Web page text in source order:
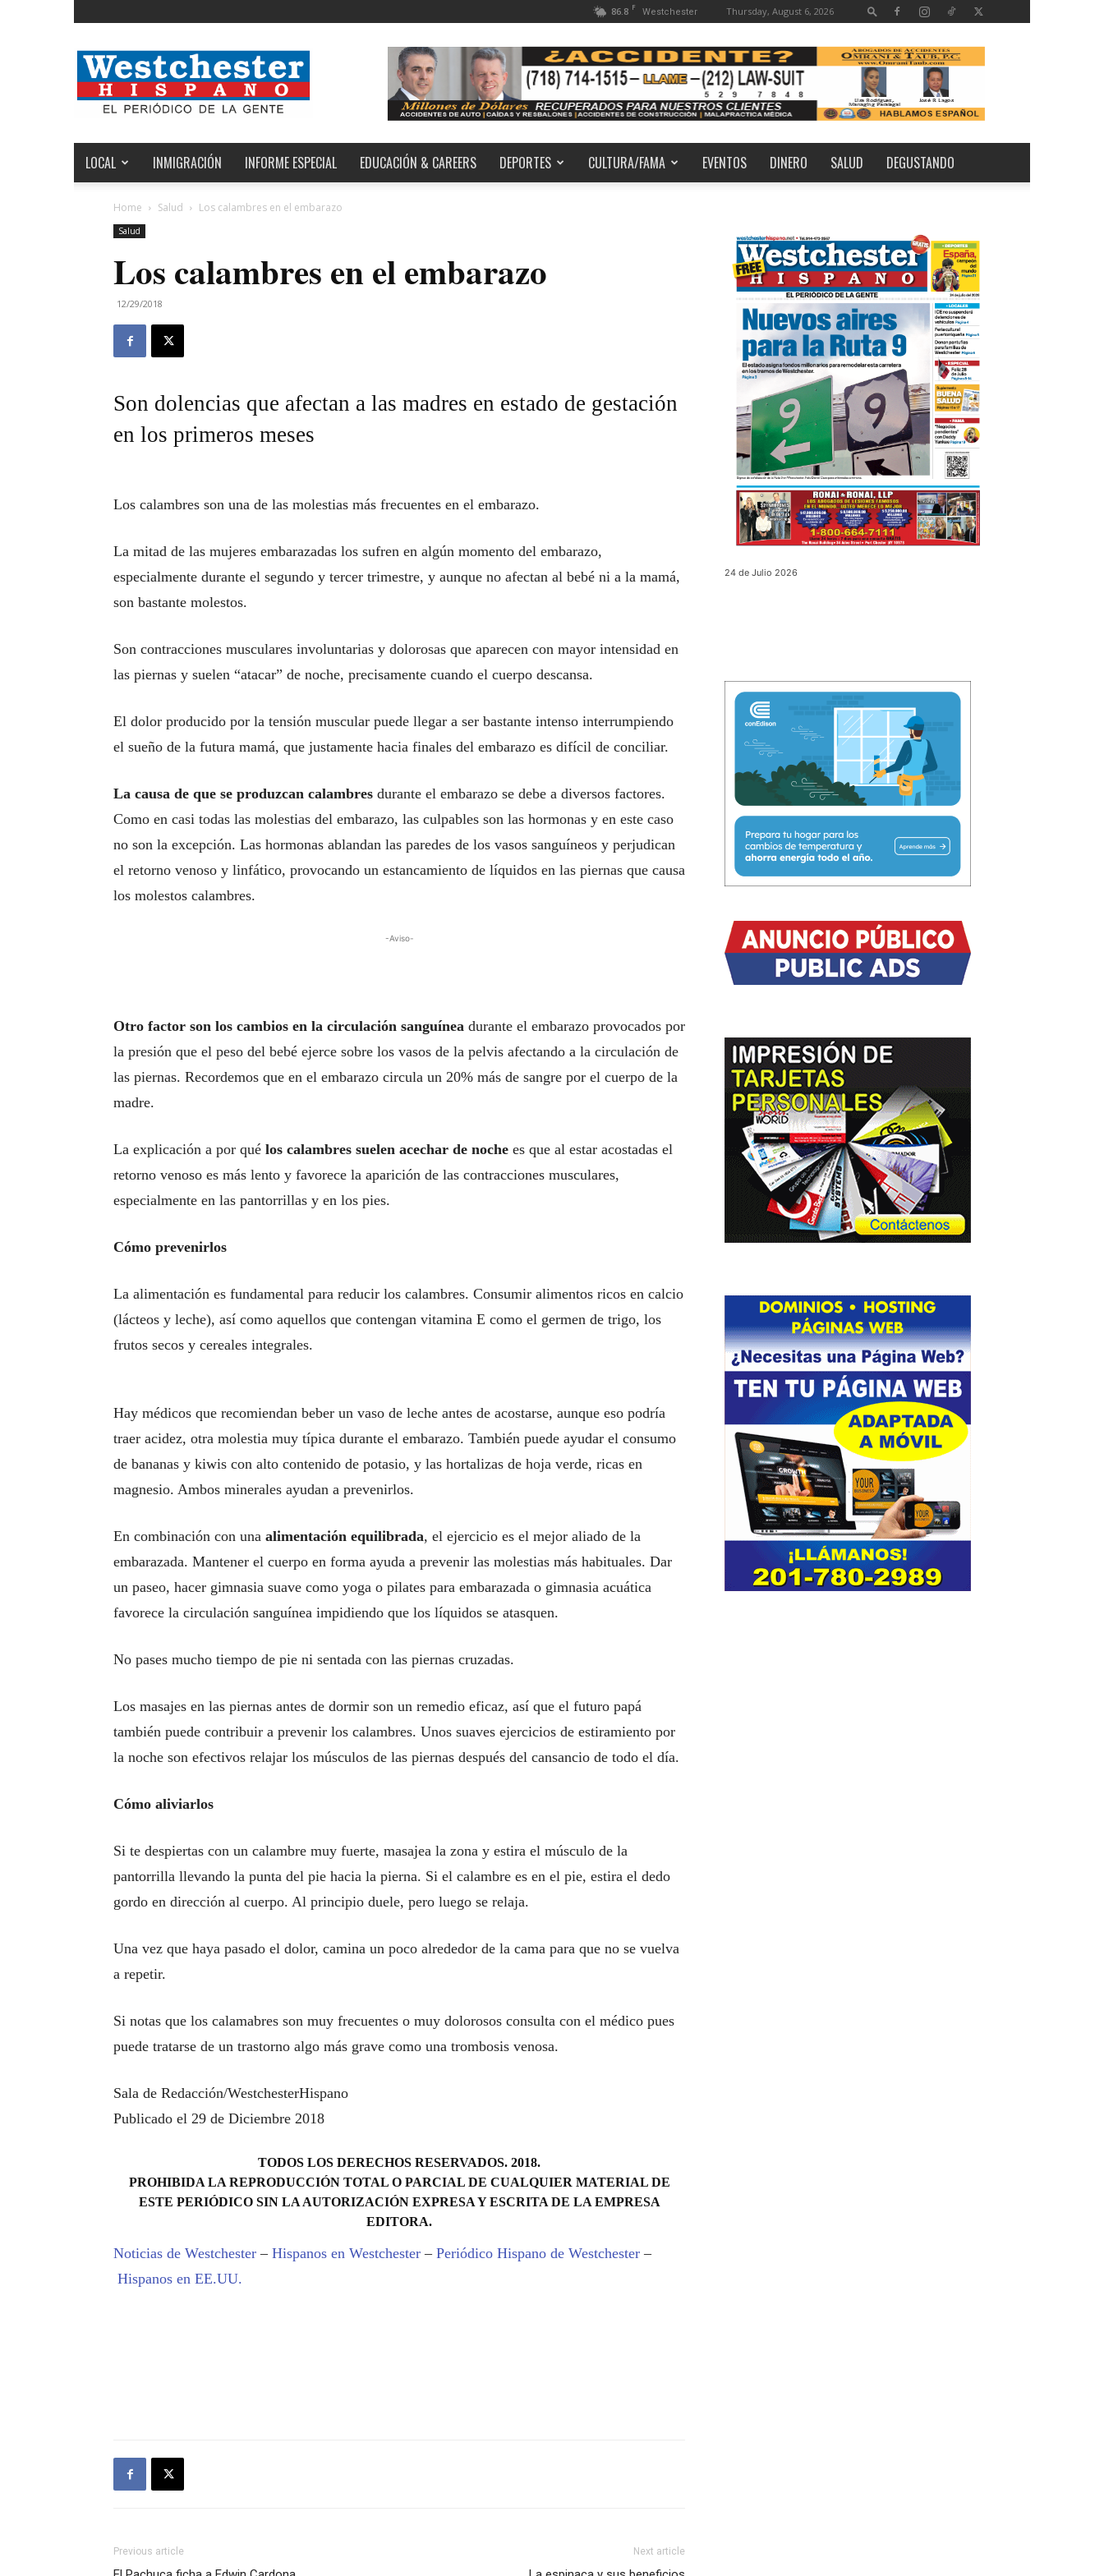
86.8 F Westchester Thursday, August 6, 2026
Noticias
de
Westchester,
Estados
y
el
Mundo
LOCAL INMIGRACIÓN INFORME ESPECIAL EDUCACIÓN & CAREERS DEPORTES CULTURA/FAMA EVENTOS DINERO SALUD DEGUSTANDO
Home Salud Los calambres en el embarazo
Salud
Los calambres en el embarazo
12/29/2018
Son dolencias que afectan a las madres en estado de gestación
en los primeros meses
Los calambres son una de las molestias más frecuentes en el embarazo.
La mitad de las mujeres embarazadas los sufren en algún momento del embarazo,
especialmente durante el segundo y tercer trimestre, y aunque no afectan al bebé ni a la mamá,
son bastante molestos.
Son contracciones musculares involuntarias y dolorosas que aparecen con mayor intensidad en
las piernas y suelen “atacar” de noche, precisamente cuando el cuerpo descansa.
El dolor producido por la tensión muscular puede llegar a ser bastante intenso interrumpiendo
el sueño de la futura mamá, que justamente hacia finales del embarazo es difícil de conciliar.
La causa de que se produzcan calambres durante el embarazo se debe a diversos factores.
Como en casi todas las molestias del embarazo, las culpables son las hormonas y en este caso
no son la excepción. Las hormonas ablandan las paredes de los vasos sanguíneos y perjudican
el retorno venoso y linfático, provocando un estancamiento de líquidos en las piernas que causa
los molestos calambres.
-Aviso-
Otro factor son los cambios en la circulación sanguínea durante el embarazo provocados por
la presión que el peso del bebé ejerce sobre los vasos de la pelvis afectando a la circulación de
las piernas. Recordemos que en el embarazo circula un 20% más de sangre por el cuerpo de la
madre.
La explicación a por qué los calambres suelen acechar de noche es que al estar acostadas el
retorno venoso es más lento y favorece la aparición de las contracciones musculares,
especialmente en las pantorrillas y en los pies.
Cómo prevenirlos
La alimentación es fundamental para reducir los calambres. Consumir alimentos ricos en calcio
(lácteos y leche), así como aquellos que contengan vitamina E como el germen de trigo, los
frutos secos y cereales integrales.
Hay médicos que recomiendan beber un vaso de leche antes de acostarse, aunque eso podría
traer acidez, otra molestia muy típica durante el embarazo. También puede ayudar el consumo
de bananas y kiwis con alto contenido de potasio, y las hortalizas de hoja verde, ricas en
magnesio. Ambos minerales ayudan a prevenirlos.
En combinación con una alimentación equilibrada, el ejercicio es el mejor aliado de la
embarazada. Mantener el cuerpo en forma ayuda a prevenir las molestias más habituales. Dar
un paseo, hacer gimnasia suave como yoga o pilates para embarazada o gimnasia acuática
favorece la circulación sanguínea impidiendo que los líquidos se atasquen.
No pases mucho tiempo de pie ni sentada con las piernas cruzadas.
Los masajes en las piernas antes de dormir son un remedio eficaz, así que el futuro papá
también puede contribuir a prevenir los calambres. Unos suaves ejercicios de estiramiento por
la noche son efectivos relajar los músculos de las piernas después del cansancio de todo el día.
Cómo aliviarlos
Si te despiertas con un calambre muy fuerte, masajea la zona y estira el músculo de la
pantorrilla llevando la punta del pie hacia la pierna. Si el calambre es en el pie, estira el dedo
gordo en dirección al cuerpo. Al principio duele, pero luego se relaja.
Una vez que haya pasado el dolor, camina un poco alrededor de la cama para que no se vuelva
a repetir.
Si notas que los calamabres son muy frecuentes o muy dolorosos consulta con el médico pues
puede tratarse de un trastorno algo más grave como una trombosis venosa.
Sala de Redacción/WestchesterHispano
Publicado el 29 de Diciembre 2018
TODOS LOS DERECHOS RESERVADOS. 2018.
PROHIBIDA LA REPRODUCCIÓN TOTAL O PARCIAL DE CUALQUIER MATERIAL DE
ESTE PERIÓDICO SIN LA AUTORIZACIÓN EXPRESA Y ESCRITA DE LA EMPRESA
EDITORA.
Noticias de Westchester – Hispanos en Westchester – Periódico Hispano de Westchester –
Hispanos en EE.UU.
Previous article Next article
24 de Julio 2026